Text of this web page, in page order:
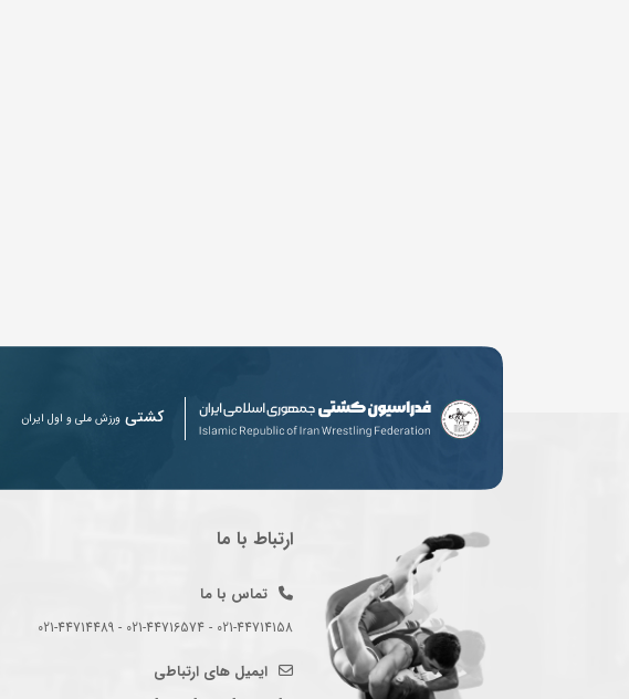
کشتی ورزش ملی و اول ایران
ارتباط با ما
تماس با ما
021-44714158 - 021-44716574 - 021-44714489
ایمیل های ارتباطی